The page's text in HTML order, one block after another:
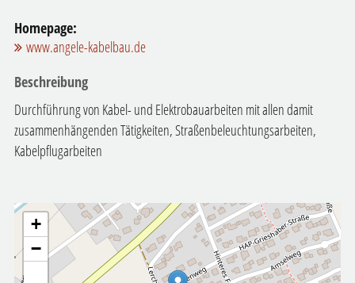
Homepage:
www.angele-kabelbau.de
Beschreibung
Durchführung von Kabel- und Elektrobauarbeiten mit allen damit
zusammenhängenden Tätigkeiten, Straßenbeleuchtungsarbeiten,
Kabelpflugarbeiten
+
−